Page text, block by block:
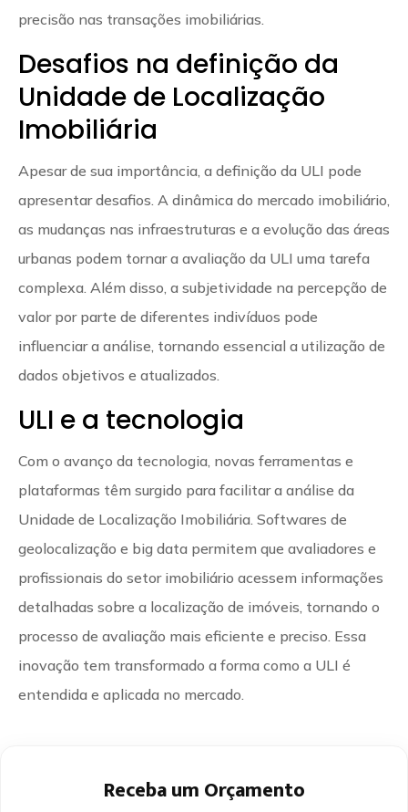
precisão nas transações imobiliárias.
Desafios na definição da
Unidade de Localização
Imobiliária
Apesar de sua importância, a definição da ULI pode
apresentar desafios. A dinâmica do mercado imobiliário,
as mudanças nas infraestruturas e a evolução das áreas
urbanas podem tornar a avaliação da ULI uma tarefa
complexa. Além disso, a subjetividade na percepção de
valor por parte de diferentes indivíduos pode
influenciar a análise, tornando essencial a utilização de
dados objetivos e atualizados.
ULI e a tecnologia
Com o avanço da tecnologia, novas ferramentas e
plataformas têm surgido para facilitar a análise da
Unidade de Localização Imobiliária. Softwares de
geolocalização e big data permitem que avaliadores e
profissionais do setor imobiliário acessem informações
detalhadas sobre a localização de imóveis, tornando o
processo de avaliação mais eficiente e preciso. Essa
inovação tem transformado a forma como a ULI é
entendida e aplicada no mercado.
Receba um Orçamento